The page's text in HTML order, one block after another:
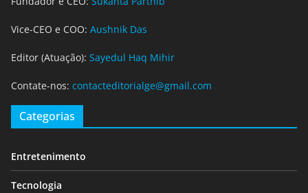
Vice-CEO e COO: Aushnik Das
Editor (Atuação): Sayedul Haq Mihir
Contate-nos: contacteditorialge@gmail.com
Categorias
Entretenimento
Tecnologia